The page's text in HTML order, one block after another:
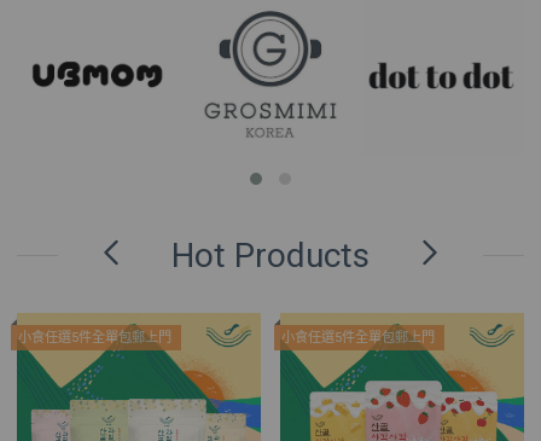
Hot Products
小食任選5件全單包郵上門 小食任選5件全單包郵上門